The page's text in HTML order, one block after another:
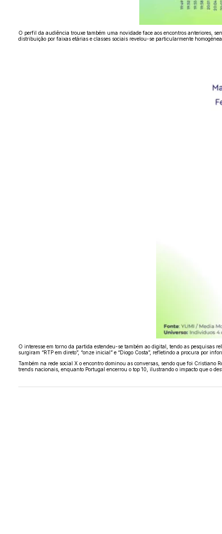
O perfil da audiência trouxe também uma novidade face aos encontros anteriores,
distribuição por faixas etárias e classes sociais revelou-se particularmente
O interesse em torno da partida estendeu-se também ao digital, tendo as pesquisas
surgiram “RTP em direto”, “onze inicial” e “Diogo Costa”, refletindo a procura por
Também na rede social X o encontro dominou as conversas, sendo que foi Cristiano
trends nacionais, enquanto Portugal encerrou o top 10, ilustrando o impacto que o